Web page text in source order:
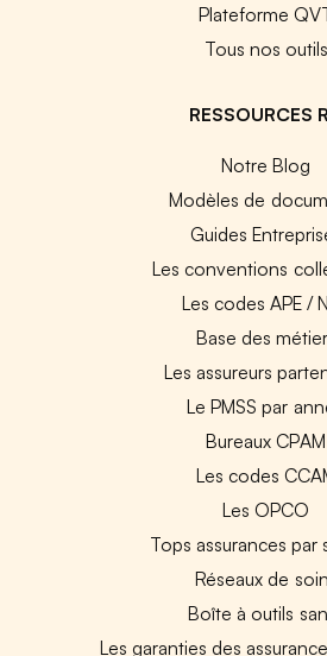
Plateforme
Tous nos outils
RESSOURCES
Notre Blog
Modèles de
Guides
Les conventions
Les codes APE /
Base des
Les assureurs
Le PMSS par
Bureaux CPAM
Les codes
Les OPCO
Tops assurances par
Réseaux de
Boîte à outils
Les garanties des